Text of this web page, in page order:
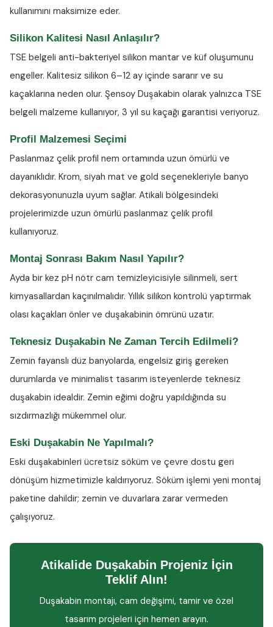
kullanımını maksimize eder.
Silikon Kalitesi Nasıl Anlaşılır?
TSE belgeli anti-bakteriyel silikon mantar ve küf oluşumunu
engeller. Kalitesiz silikon 6–12 ay içinde sararır ve su
kaçaklarına neden olur. Şensoy Duşakabin olarak yalnızca TSE
belgeli malzeme kullanıyor, 3 yıl su kaçağı garantisi veriyoruz.
Profil Malzemesi Seçimi
Paslanmaz çelik profil nem ortamında uzun ömürlü ve
dayanıklıdır. Krom, siyah mat ve gold seçenekleriyle banyo
dekorasyonunuzla uyum sağlar. Atikali bölgesindeki
projelerimizde uzun ömürlü paslanmaz çelik profil
kullanıyoruz.
Montaj Sonrası Bakım Nasıl Yapılır?
Ayda bir kez pH nötr cam temizleyicisiyle silinmeli, sert
kimyasallardan kaçınılmalıdır. Yıllık silikon kontrolü yaptırmak
olası kaçakları önler ve duşakabinin ömrünü uzatır.
Teknesiz Duşakabin Ne Zaman Tercih Edilmeli?
Zemin fayanslı düz banyolarda, engelsiz giriş gereken
durumlarda ve minimalist tasarım isteyenlerde teknesiz
duşakabin idealdir. Zemin eğimi doğru yapıldığında su
sızdırmazlığı mükemmel olur.
Eski Duşakabin Ne Yapılmalı?
Eski duşakabinleri ücretsiz söküm ve çevre dostu geri
dönüşüm hizmetimizle kaldırıyoruz. Söküm işlemi yeni montaj
paketine dahildir; zemin ve duvarlara zarar vermeden
çalışıyoruz.
Atikalide Duşakabin Projeniz İçin
Teklif Alın!
Duşakabin montajı, cam değişimi, tamir ve özel
tasarım projeleri için hemen arayın.